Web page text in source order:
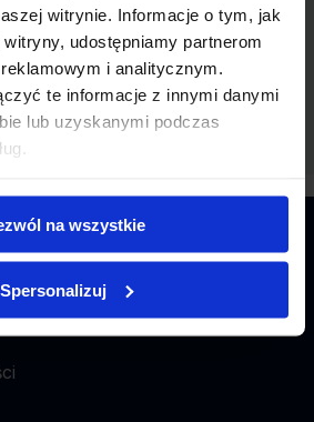
witrynie. Informacje o tym, jak
udostępniamy partnerom
i analitycznym.
te informacje z innymi danymi
lub uzyskanymi podczas
na wszystkie
Spersonalizuj
ZOBACZ WIĘCEJ